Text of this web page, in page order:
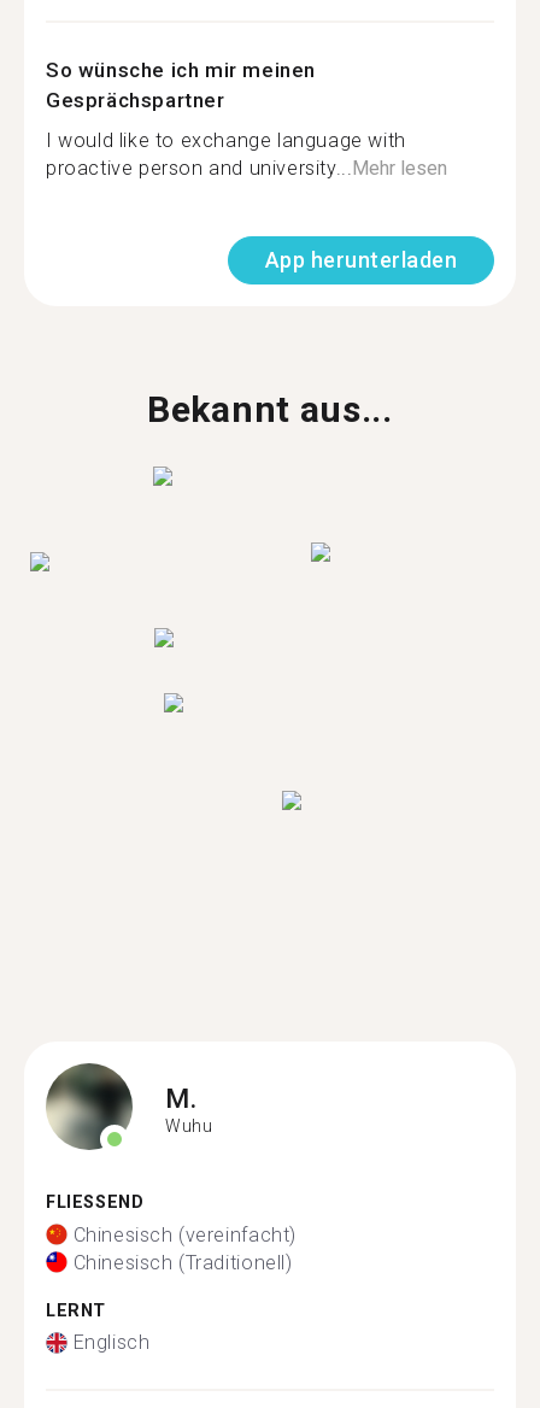
So wünsche ich mir meinen
Gesprächspartner
I would like to exchange language with
proactive person and university...Mehr lesen
App herunterladen
Bekannt aus...
M.
Wuhu
FLIESSEND
Chinesisch (vereinfacht)
Chinesisch (Traditionell)
LERNT
Englisch